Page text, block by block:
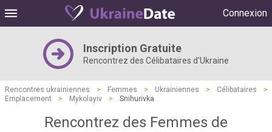
Connexion
Inscription Gratuite
Rencontrez des Célibataires d'Ukraine
Rencontres ukrainiennes > Femmes > Ukrainiennes > Célibataires
>
Emplacement
> Mykolayiv > Snihurivka
Rencontrez des Femmes de